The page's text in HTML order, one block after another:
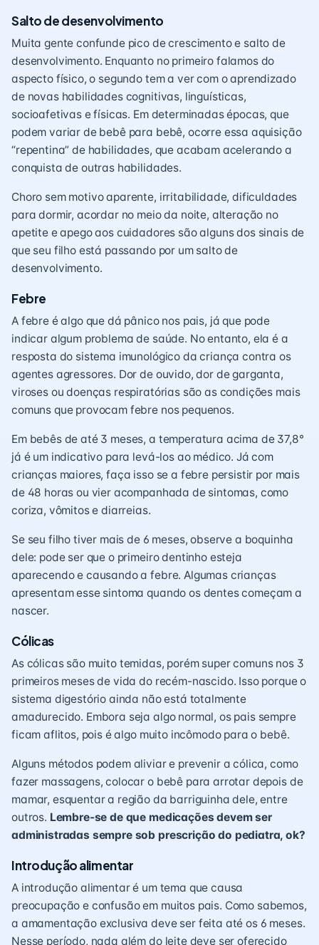
Salto de desenvolvimento
Muita gente confunde pico de crescimento e salto de
desenvolvimento. Enquanto no primeiro falamos do
aspecto físico, o segundo tem a ver com o aprendizado
de novas habilidades cognitivas, linguísticas,
socioafetivas e físicas. Em determinadas épocas, que
podem variar de bebê para bebê, ocorre essa aquisição
“repentina” de habilidades, que acabam acelerando a
conquista de outras habilidades.
Choro sem motivo aparente, irritabilidade, dificuldades
paradormir, acordar no meio da noite, alteração no
apetite e apego aos cuidadores são alguns dos sinais de
que seu filho está passando por um salto de
desenvolvimento.
Febre
A febre é algo que dá pânico nos pais, já que pode
indicar algum problema de saúde. No entanto, ela é a
resposta do sistema imunológico da criança contra os
agentes agressores. Dor de ouvido, dor de garganta,
viroses ou doenças respiratórias são as condições mais
comuns que provocam febre nos pequenos.
Em bebês de até 3 meses, a temperatura acima de 37,8°
já é um indicativo para levá-los ao médico. Já com
crianças maiores, faça isso se a febre persistir por mais
de 48 horas ou vier acompanhada de sintomas, como
coriza, vômitos e diarreias.
Se seu filho tiver mais de 6 meses, observe a boquinha
dele: pode ser que o primeiro dentinho esteja
aparecendo e causando a febre. Algumas crianças
apresentam esse sintoma quandoos dentes começam a
nascer.
Cólicas
As cólicassão muito temidas, porém super comuns nos 3
primeiros meses de vida do recém-nascido. Isso porque o
sistema digestório ainda não está totalmente
amadurecido. Embora seja algo normal, os pais sempre
ficam aflitos, pois é algo muito incômodo para o bebê.
Alguns métodos podem aliviar e prevenir a cólica, como
fazer massagens, colocar o bebê para arrotar depois de
mamar, esquentar a região da barriguinha dele, entre
outros. Lembre-se de que medicações devem ser
administradas sempre sob prescrição do pediatra, ok?
Introdução alimentar
A introdução alimentaré um tema que causa
preocupação e confusão em muitos pais. Como sabemos,
a amamentação exclusiva deve ser feita até os 6 meses.
Nesse período, nada além do leite deve ser oferecido